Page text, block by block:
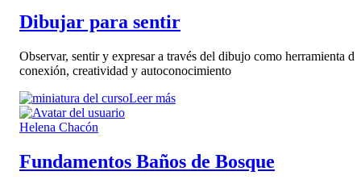
Dibujar para sentir
Observar, sentir y expresar a través del dibujo como herramienta de
conexión, creatividad y autoconocimiento
Leer más
Helena Chacón
Fundamentos Baños de Bosque